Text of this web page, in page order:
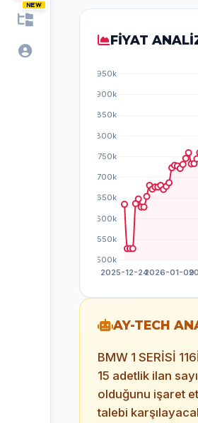
NEW
FİYAT
AY-TECH
BMW 1 SERİSİ
15 adetlik ilan
olduğunu işaret
talebi